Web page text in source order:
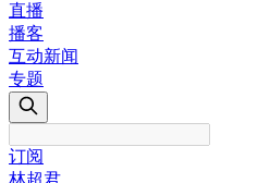
直播
播客
互动新闻
专题
订阅
林超君